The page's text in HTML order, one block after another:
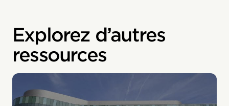
Explorez d’autres
ressources